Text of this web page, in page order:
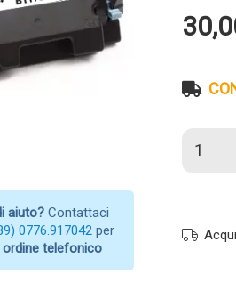
aiuto? Contattaci
0776.917042 per
ordine telefonico
quantità